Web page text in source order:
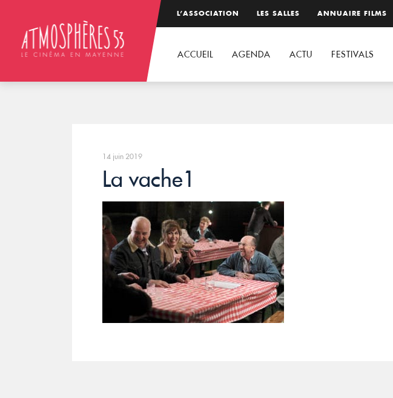
L’ASSOCIATION LES SALLES ANNUAIRE FILMS
ACCUEIL AGENDA ACTU FESTIVALS
14 juin 2019
La vache1